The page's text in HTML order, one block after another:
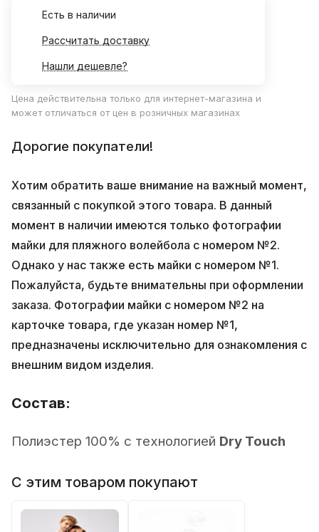
Есть в наличии
Рассчитать доставку
Нашли дешевле?
Цена действительна только для интернет-магазина и
может отличаться от цен в розничных магазинах
Дорогие покупатели!
Хотим обратить ваше внимание на важный момент,
связанный с покупкой этого товара. В данный
момент в наличии имеются только фотографии
майки для пляжного волейбола с номером №2.
Однако у нас также есть майки с номером №1.
Пожалуйста, будьте внимательны при оформлении
заказа. Фотографии майки с номером №2 на
карточке товара, где указан номер №1,
предназначены исключительно для ознакомления с
внешним видом изделия.
Состав:
Полиэстер 100% с технологией Dry Touch
С этим товаром покупают